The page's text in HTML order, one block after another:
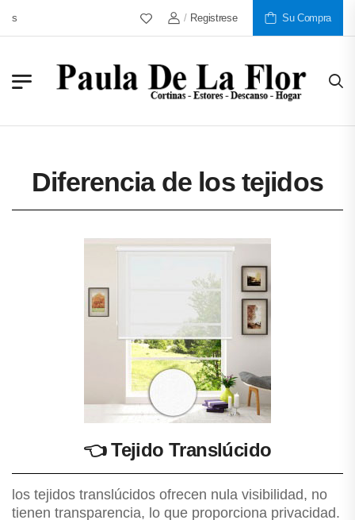
Más De 30 Años Al Servicio
/ Registrese Su Compra
Diferencia de los tejidos
👈Tejido Translúcido
los tejidos translúcidos ofrecen nula visibilidad, no
tienen transparencia, lo que proporciona privacidad.